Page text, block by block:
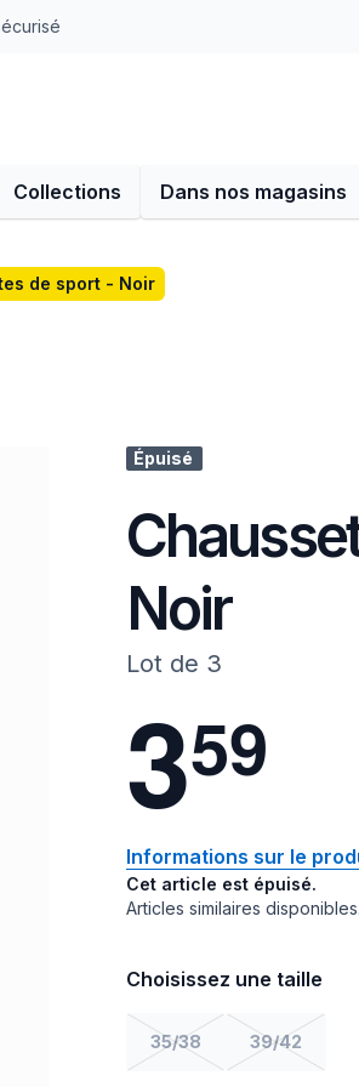
Collections Dans nos magasins
de sport - Noir
Épuisé
Noir
Lot de 3
359
Informations sur le
Cet article est épuisé.
Articles similaires disponibles.
Choisissez une taille
35/38 39/42